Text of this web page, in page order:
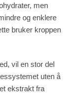
men
og enklere
bruker kroppen
vil en stor del
uten å
ekstrakt fra